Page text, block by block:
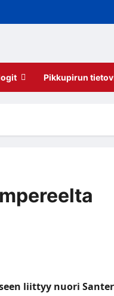
Pikkupirun
liittyy nuori